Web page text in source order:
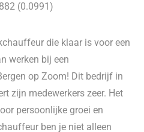
(0.0991)
die klaar is voor een
werken bij een
op Zoom! Dit bedrijf in
zijn medewerkers zeer. Het
persoonlijke groei en
ben je niet alleen